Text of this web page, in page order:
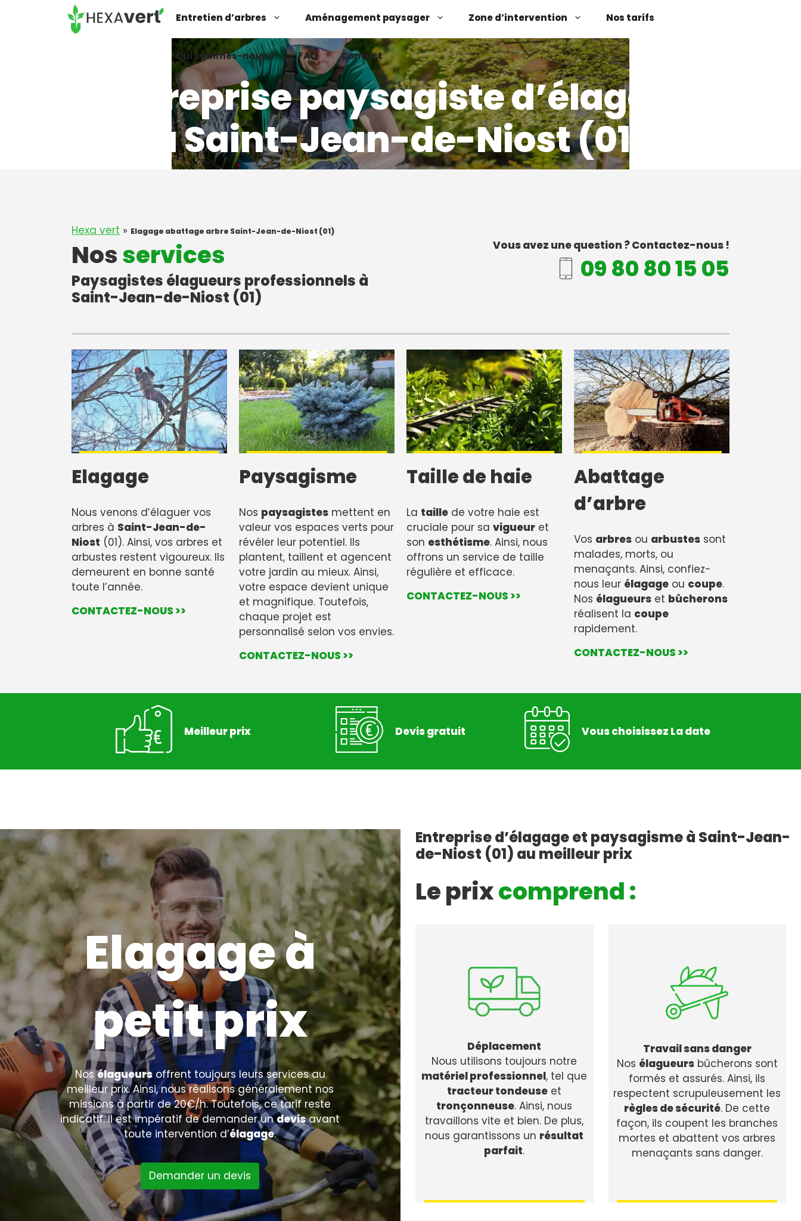
Entretien d’arbres Aménagement paysager Zone d’intervention Nos tarifs
Qui sommes-nous ? FAQ Contact
Entreprise paysagiste d’élagage
à Saint-Jean-de-Niost (01)
Hexa vert » Elagage abattage arbre Saint-Jean-de-Niost (01)
Nosservices
Paysagistes élagueurs professionnels à
Saint-Jean-de-Niost (01)
Vous avez une question ? Contactez-nous !
09 80 80 15 05
Elagage
Nous venons d’élaguer vos
arbres à Saint-Jean-de-
Niost (01). Ainsi, vos arbres et
arbustes restent vigoureux. Ils
demeurent en bonne santé
toute l’année.
CONTACTEZ-NOUS >>
Paysagisme
Nos paysagistes mettent en
valeur vos espaces verts pour
révéler leur potentiel. Ils
plantent, taillent et agencent
votre jardin au mieux. Ainsi,
votre espace devient unique
et magnifique. Toutefois,
chaque projet est
personnalisé selon vos envies.
CONTACTEZ-NOUS >>
Taille de haie
La taille de votre haie est
cruciale pour sa vigueur et
son esthétisme. Ainsi, nous
offrons un service de taille
régulière et efficace.
CONTACTEZ-NOUS >>
Abattage
d’arbre
Vos arbres ou arbustes sont
malades, morts, ou
menaçants. Ainsi, confiez-
nous leur élagage ou coupe.
Nos élagueurs et bûcherons
réalisent la coupe
rapidement.
CONTACTEZ-NOUS >>
Meilleur prix Devis gratuit Vous choisissez La date
Elagage à
petit prix
Nosélagueursoffrent toujours leurs services au
meilleur prix. Ainsi, nous réalisons généralement nos
missions à partir de 20€/h. Toutefois, ce tarif reste
indicatif. Il est impératif de demander undevisavant
toute intervention d’élagage.
Demander un devis
Entreprise d’élagage et paysagisme à Saint-Jean-
de-Niost (01) au meilleur prix
Le prixcomprend :
Déplacement
Nous utilisons toujours notre
matériel professionnel, tel que
tracteur tondeuse et
tronçonneuse. Ainsi, nous
travaillons vite et bien. De plus,
nous garantissons un résultat
parfait.
Travail sans danger
Nos élagueursbûcherons sont
formés et assurés. Ainsi, ils
respectent scrupuleusement les
règles de sécurité. De cette
façon, ils coupent les branches
mortes et abattent vos arbres
menaçants sans danger.